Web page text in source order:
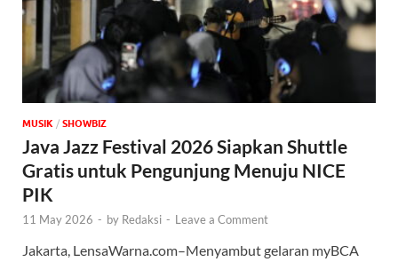
MUSIK / ‎SHOWBIZ
Java Jazz Festival 2026 Siapkan Shuttle
Gratis untuk Pengunjung Menuju NICE
PIK
11 May 2026 - by Redaksi - Leave a Comment
Jakarta, LensaWarna.com–Menyambut gelaran myBCA